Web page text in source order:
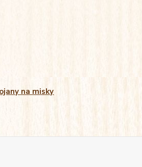
na misky